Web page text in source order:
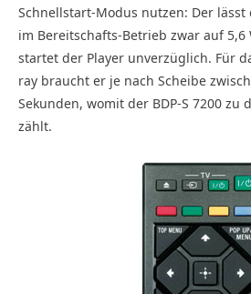
Schnellstart-Modus nutzen: Der
im Bereitschafts-Betrieb zwar auf
startet der Player unverzüglich. Für
ray braucht er je nach Scheibe
Sekunden, womit der BDP-S 7200 zu
zählt.